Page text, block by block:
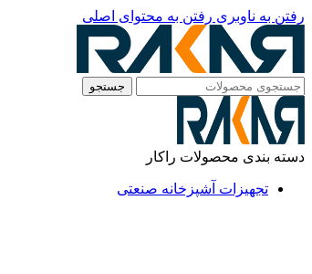
رفتن به ناوبری رفتن به محتوای اصلی
جستجو
دسته بندی محصولات راکار
تجهیزات آشپزخانه صنعتی